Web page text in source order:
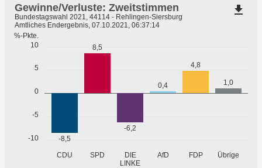
-10
-5
0
5
10
%-Pkte.
CDU SPD
DIE
LINKE
AfD FDP Übrige
-8,5
8,5
-6,2
0,4
4,8
1,0
Gewinne/Verluste: Zweitstimmen
Bundestagswahl 2021, 44114 - Rehlingen-Siersburg
Amtliches Endergebnis, 07.10.2021, 06:37:14
file_download